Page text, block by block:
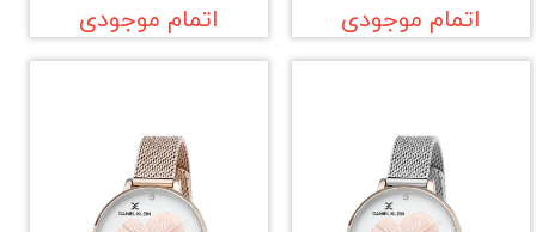
اتمام موجودی اتمام موجودی